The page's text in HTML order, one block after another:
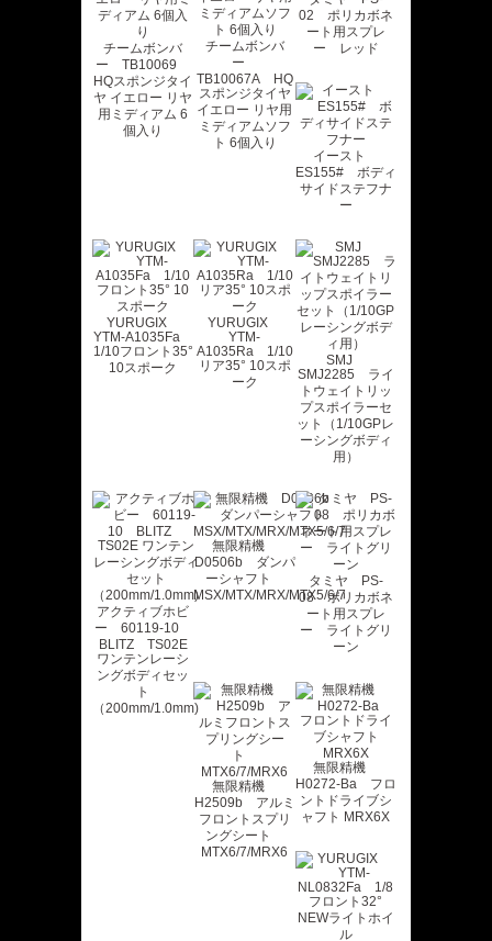
チームボンバ
ー TB10069
HQスポンジタイ
ヤ イエロー リヤ
用ミディアム 6
個入り
チームボンバ
ー
TB10067A HQ
スポンジタイヤ
イエロー リヤ用
ミディアムソフ
ト 6個入り
02 ポリカボネ
ート用スプレ
ー レッド
イースト
ES155# ボディ
サイドステフナ
ー
YURUGIX
YTM-A1035Fa
1/10フロント35°
10スポーク
YURUGIX
YTM-
A1035Ra 1/10
リア35° 10スポ
ーク
SMJ
SMJ2285 ライ
トウェイトリッ
プスポイラーセ
ット（1/10GPレ
ーシングボディ
用）
アクティブホビ
ー 60119-10
BLITZ TS02E
ワンテンレーシ
ングボディセッ
ト
（200mm/1.0mm)
無限精機
D0506b ダンパ
ーシャフト
MSX/MTX/MRX/MTX5/6/7
タミヤ PS-
08 ポリカボネ
ート用スプレ
ー ライトグリ
ーン
無限精機
H2509b アルミ
フロントスプリ
ングシート
MTX6/7/MRX6
無限精機
H0272-Ba フロ
ントドライブシ
ャフト MRX6X